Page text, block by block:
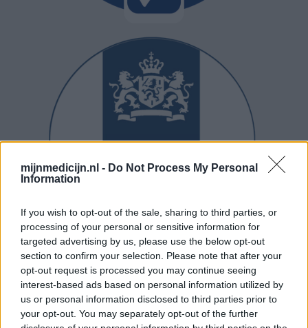
mijnmedicijn.nl - Do Not Process My Personal
Information
If you wish to opt-out of the sale, sharing to third parties, or
processing of your personal or sensitive information for
targeted advertising by us, please use the below opt-out
section to confirm your selection. Please note that after your
opt-out request is processed you may continue seeing
interest-based ads based on personal information utilized by
us or personal information disclosed to third parties prior to
your opt-out. You may separately opt-out of the further